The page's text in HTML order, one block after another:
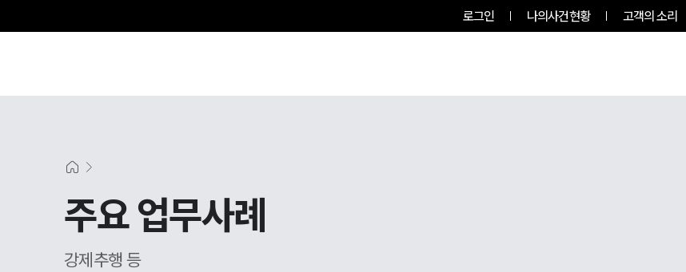
로그인 나의사건현황 고객의 소리
주요 업무사례
강제추행 등